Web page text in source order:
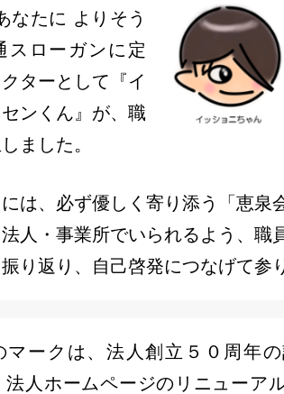
なたに よりそう
スローガンに定
ターとして『イ
ンくん』が、職
ました。
は、必ず優しく寄り添う「恵泉
人・事業所でいられるよう、職
り返り、自己啓発につなげて参
マークは、法人創立５０周年
法人ホームページのリニューア